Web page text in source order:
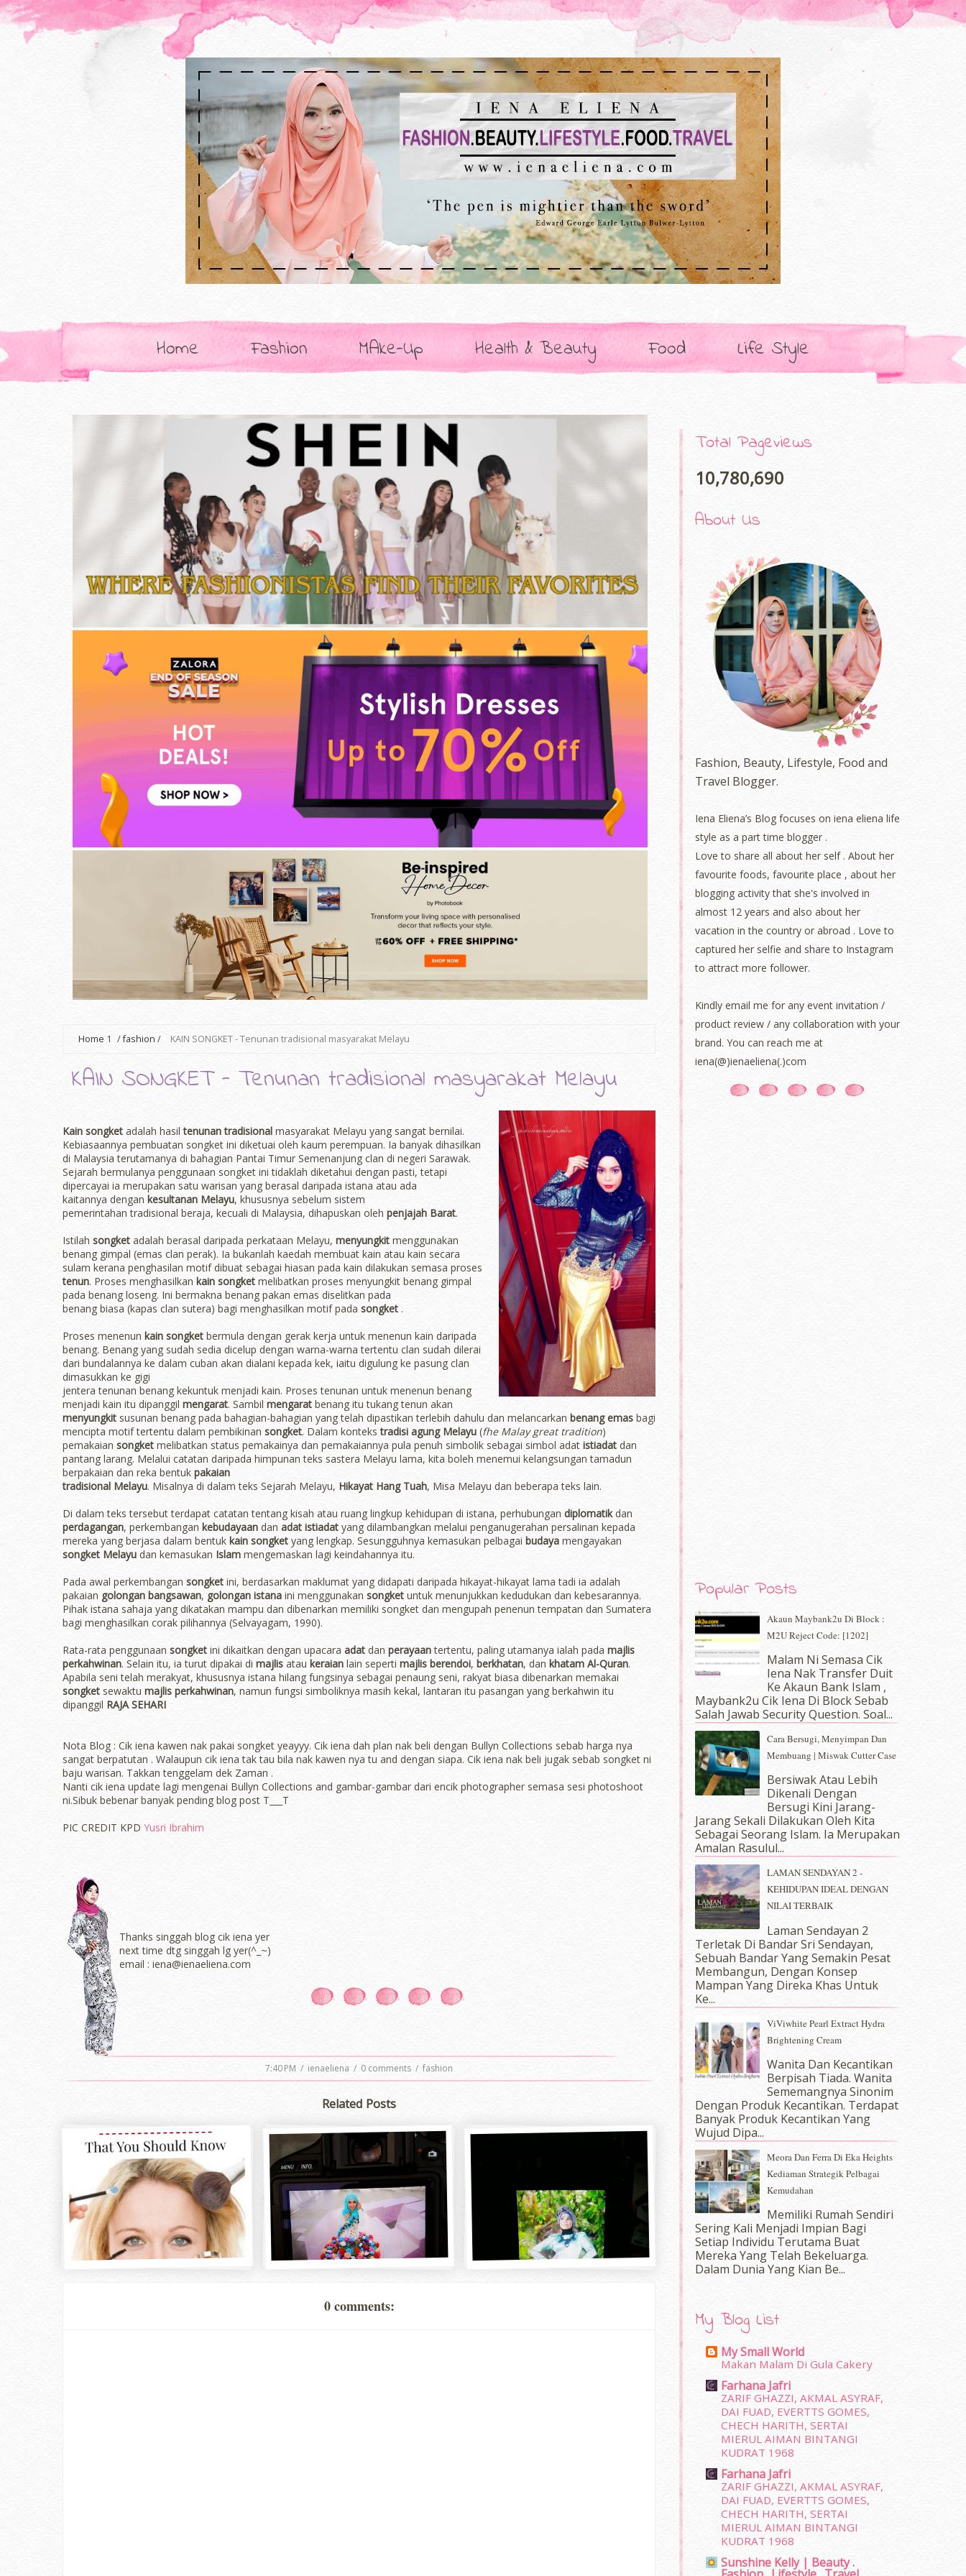
Home Fashion MAke-Up Health & Beauty Food Life Style
Home 1 /fashion / KAIN SONGKET - Tenunan tradisional masyarakat Melayu
KAIN SONGKET - Tenunan tradisional masyarakat Melayu
Kain songket adalah hasil tenunan tradisional masyarakat Melayu yang sangat bernilai.
Kebiasaannya pembuatan songket ini diketuai oleh kaum perempuan. Ia banyak dihasilkan
di Malaysia terutamanya di bahagian Pantai Timur Semenanjung clan di negeri Sarawak.
Sejarah bermulanya penggunaan songket ini tidaklah diketahui dengan pasti, tetapi
dipercayai ia merupakan satu warisan yang berasal daripada istana atau ada
kaitannya dengan kesultanan Melayu, khususnya sebelum sistem
pemerintahan tradisional beraja, kecuali di Malaysia, dihapuskan oleh penjajah Barat.
Istilah songket adalah berasal daripada perkataan Melayu, menyungkit menggunakan
benang gimpal (emas clan perak). Ia bukanlah kaedah membuat kain atau kain secara
sulam kerana penghasilan motif dibuat sebagai hiasan pada kain dilakukan semasa proses
tenun. Proses menghasilkan kain songket melibatkan proses menyungkit benang gimpal
pada benang loseng. Ini bermakna benang pakan emas diselitkan pada
benang biasa (kapas clan sutera) bagi menghasilkan motif pada songket .
Proses menenun kain songket bermula dengan gerak kerja untuk menenun kain daripada
benang. Benang yang sudah sedia dicelup dengan warna-warna tertentu clan sudah dilerai
dari bundalannya ke dalam cuban akan dialani kepada kek, iaitu digulung ke pasung clan
dimasukkan ke gigi
jentera tenunan benang kekuntuk menjadi kain. Proses tenunan untuk menenun benang
menjadi kain itu dipanggil mengarat. Sambil mengarat benang itu tukang tenun akan
menyungkit susunan benang pada bahagian-bahagian yang telah dipastikan terlebih dahulu dan melancarkan benang emas bagi
mencipta motif tertentu dalam pembikinan songket. Dalam kontekstradisi agung Melayu (fhe Malay great tradition)
pemakaian songket melibatkan status pemakainya dan pemakaiannya pula penuh simbolik sebagai simbol adat istiadat dan
pantang larang. Melalui catatan daripada himpunan teks sastera Melayu lama, kita boleh menemui kelangsungan tamadun
berpakaian dan reka bentuk pakaian
tradisional Melayu. Misalnya di dalam teks Sejarah Melayu, Hikayat Hang Tuah, Misa Melayu dan beberapa teks lain.
Di dalam teks tersebut terdapat catatan tentang kisah atau ruang lingkup kehidupan di istana, perhubungan diplomatikdan
perdagangan, perkembangan kebudayaan dan adat istiadat yang dilambangkan melalui penganugerahan persalinan kepada
mereka yang berjasa dalam bentuk kain songket yang lengkap. Sesungguhnya kemasukan pelbagai budaya mengayakan
songket Melayu dan kemasukan Islam mengemaskan lagi keindahannya itu.
Pada awal perkembangan songket ini, berdasarkan maklumat yang didapati daripada hikayat-hikayat lama tadi ia adalah
pakaian golongan bangsawan, golongan istana ini menggunakan songket untuk menunjukkan kedudukan dan kebesarannya.
Pihak istana sahaja yang dikatakan mampu dan dibenarkan memiliki songket dan mengupah penenun tempatan dan Sumatera
bagi menghasilkan corak pilihannya (Selvayagam, 1990).
Rata-rata penggunaan songket ini dikaitkan dengan upacara adat dan perayaantertentu, paling utamanya ialah pada majlis
perkahwinan. Selain itu, ia turut dipakai di majlis atau keraian lain seperti majlis berendoi, berkhatan, dan khatam Al-Quran.
Apabila seni telah merakyat, khususnya istana hilang fungsinya sebagai penaung seni, rakyat biasa dibenarkan memakai
songket sewaktu majlis perkahwinan, namun fungsi simboliknya masih kekal, lantaran itu pasangan yang berkahwin itu
dipanggil RAJA SEHARI
Nota Blog : Cik iena kawen nak pakai songket yeayyy. Cik iena dah plan nak beli dengan Bullyn Collections sebab harga nya
sangat berpatutan . Walaupun cik iena tak tau bila nak kawen nya tu and dengan siapa. Cik iena nak beli jugak sebab songket ni
baju warisan. Takkan tenggelam dek Zaman .
Nanti cik iena update lagi mengenai Bullyn Collections and gambar-gambar dari encik photographer semasa sesi photoshoot
ni.Sibuk bebenar banyak pending blog post T___T
PIC CREDIT KPD Yusri Ibrahim
Thanks singgah blog cik iena yer
next time dtg singgah lg yer(^_~)
email : iena@ienaeliena.com
7:40 PM / ienaeliena / 0 comments / fashion
Related Posts
0 comments:
Total Pageviews
10,780,690
About Us
Fashion, Beauty, Lifestyle, Food and
Travel Blogger.
Iena Eliena’s Blog focuses on iena eliena life
style as a part time blogger .
Love to share all about her self . About her
favourite foods, favourite place , about her
blogging activity that she's involved in
almost 12 years and also about her
vacation in the country or abroad . Love to
captured her selfie and share to Instagram
to attract more follower.
Kindly email me for any event invitation /
product review / any collaboration with your
brand. You can reach me at
iena(@)ienaeliena(.)com
Popular Posts
Akaun Maybank2u Di Block :
M2U Reject Code: [1202]
Malam Ni Semasa Cik
Iena Nak Transfer Duit
Ke Akaun Bank Islam ,
Maybank2u Cik Iena Di Block Sebab
Salah Jawab Security Question. Soal...
Cara Bersugi, Menyimpan Dan
Membuang | Miswak Cutter Case
Bersiwak Atau Lebih
Dikenali Dengan
Bersugi Kini Jarang-
Jarang Sekali Dilakukan Oleh Kita
Sebagai Seorang Islam. Ia Merupakan
Amalan Rasulul...
LAMAN SENDAYAN 2 -
KEHIDUPAN IDEAL DENGAN
NILAI TERBAIK
Laman Sendayan 2
Terletak Di Bandar Sri Sendayan,
Sebuah Bandar Yang Semakin Pesat
Membangun, Dengan Konsep
Mampan Yang Direka Khas Untuk
Ke...
ViViwhite Pearl Extract Hydra
Brightening Cream
Wanita Dan Kecantikan
Berpisah Tiada. Wanita
Sememangnya Sinonim
Dengan Produk Kecantikan. Terdapat
Banyak Produk Kecantikan Yang
Wujud Dipa...
Meora Dan Ferra Di Eka Heights
Kediaman Strategik Pelbagai
Kemudahan
Memiliki Rumah Sendiri
Sering Kali Menjadi Impian Bagi
Setiap Individu Terutama Buat
Mereka Yang Telah Bekeluarga.
Dalam‍ Dunia Yang Kian Be...
My Blog List
My Small World
Makan Malam Di Gula Cakery
Farhana Jafri
ZARIF GHAZZI, AKMAL ASYRAF,
DAI FUAD, EVERTTS GOMES,
CHECH HARITH, SERTAI
MIERUL AIMAN BINTANGI
KUDRAT 1968
Farhana Jafri
ZARIF GHAZZI, AKMAL ASYRAF,
DAI FUAD, EVERTTS GOMES,
CHECH HARITH, SERTAI
MIERUL AIMAN BINTANGI
KUDRAT 1968
Sunshine Kelly | Beauty .